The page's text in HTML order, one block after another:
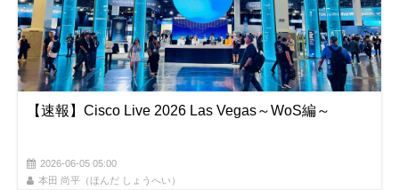
【速報】Cisco Live 2026 Las Vegas～WoS編～
2026-06-05 05:00
本田 尚平（ほんだ しょうへい）